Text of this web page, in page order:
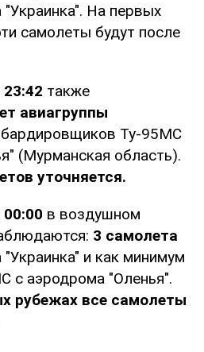
На первых
самолеты будут после
также
авиагруппы
Ту-95МС
(Мурманская область).
уточняется.
в воздушном
3 самолета
и как минимум
с аэродрома "Оленья".
рубежах все самолеты